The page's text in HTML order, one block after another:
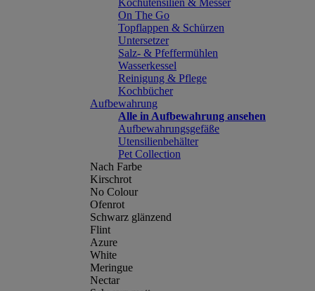
Kochutensilien & Messer
On The Go
Topflappen & Schürzen
Untersetzer
Salz- & Pfeffermühlen
Wasserkessel
Reinigung & Pflege
Kochbücher
Aufbewahrung
Alle in Aufbewahrung ansehen
Aufbewahrungsgefäße
Utensilienbehälter
Pet Collection
Nach Farbe
Kirschrot
No Colour
Ofenrot
Schwarz glänzend
Flint
Azure
White
Meringue
Nectar